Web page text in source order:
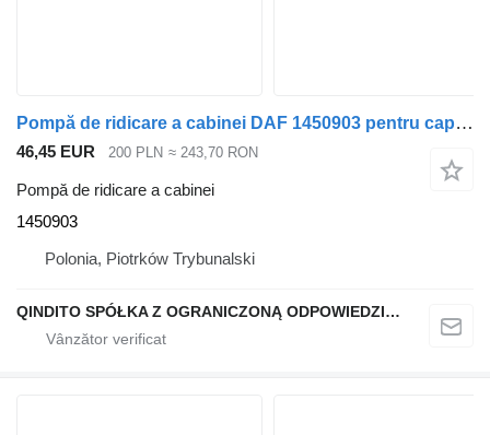
Pompă de ridicare a cabinei DAF 1450903 pentru cap tractor DAF XF
46,45 EUR 200 PLN ≈ 243,70 RON
Pompă de ridicare a cabinei
1450903
Polonia, Piotrków Trybunalski
QINDITO SPÓŁKA Z OGRANICZONĄ ODPOWIEDZIALNOŚCIĄ